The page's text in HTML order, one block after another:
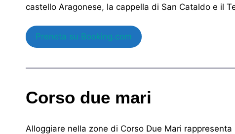
castello Aragonese, la cappella di San Cataldo e il
Prenota su Booking.com
Corso due mari
Alloggiare nella zone di Corso Due Mari rappresenta